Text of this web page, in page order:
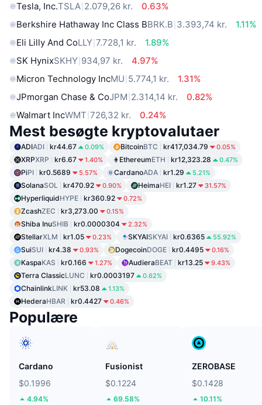
Tesla, Inc.TSLA 2.079,26 kr.
0.63%
Berkshire Hathaway Inc Class BBRK.B 3.393,74 kr.
1.11%
Eli Lilly And CoLLY 7.728,1 kr.
1.89%
SK HynixSKHY 934,97 kr.
4.97%
Micron Technology IncMU 5.774,1 kr.
1.31%
JPmorgan Chase & CoJPM 2.314,14 kr.
0.82%
Walmart IncWMT 726,32 kr. 0.24%
Mest besøgte kryptovalutaer
ADIADI kr44.67 0.09% BitcoinBTC kr417,034.79 0.05%
XRPXRP kr6.67 1.40% EthereumETH kr12,323.28 0.47%
PiPI kr0.5689 5.57% CardanoADA kr1.29 5.21%
SolanaSOL kr470.92 0.90% HeimaHEI kr1.27 31.57%
HyperliquidHYPE kr360.92 0.72%
ZcashZEC kr3,273.00 0.15%
Shiba InuSHIB kr0.0000304 2.32%
StellarXLM kr1.05 0.23% SKYAISKYAI kr0.6365 55.92%
SuiSUI kr4.38 0.93% DogecoinDOGE kr0.4495 0.16%
KaspaKAS kr0.166 1.27% AudieraBEAT kr13.25 9.43%
Terra ClassicLUNC kr0.0003197 0.62%
ChainlinkLINK kr53.08 1.13%
HederaHBAR kr0.4427 0.46%
Populære
Cardano
$0.1996
4.94%
Fusionist
$0.1224
69.58%
ZEROBASE
$0.1428
10.11%